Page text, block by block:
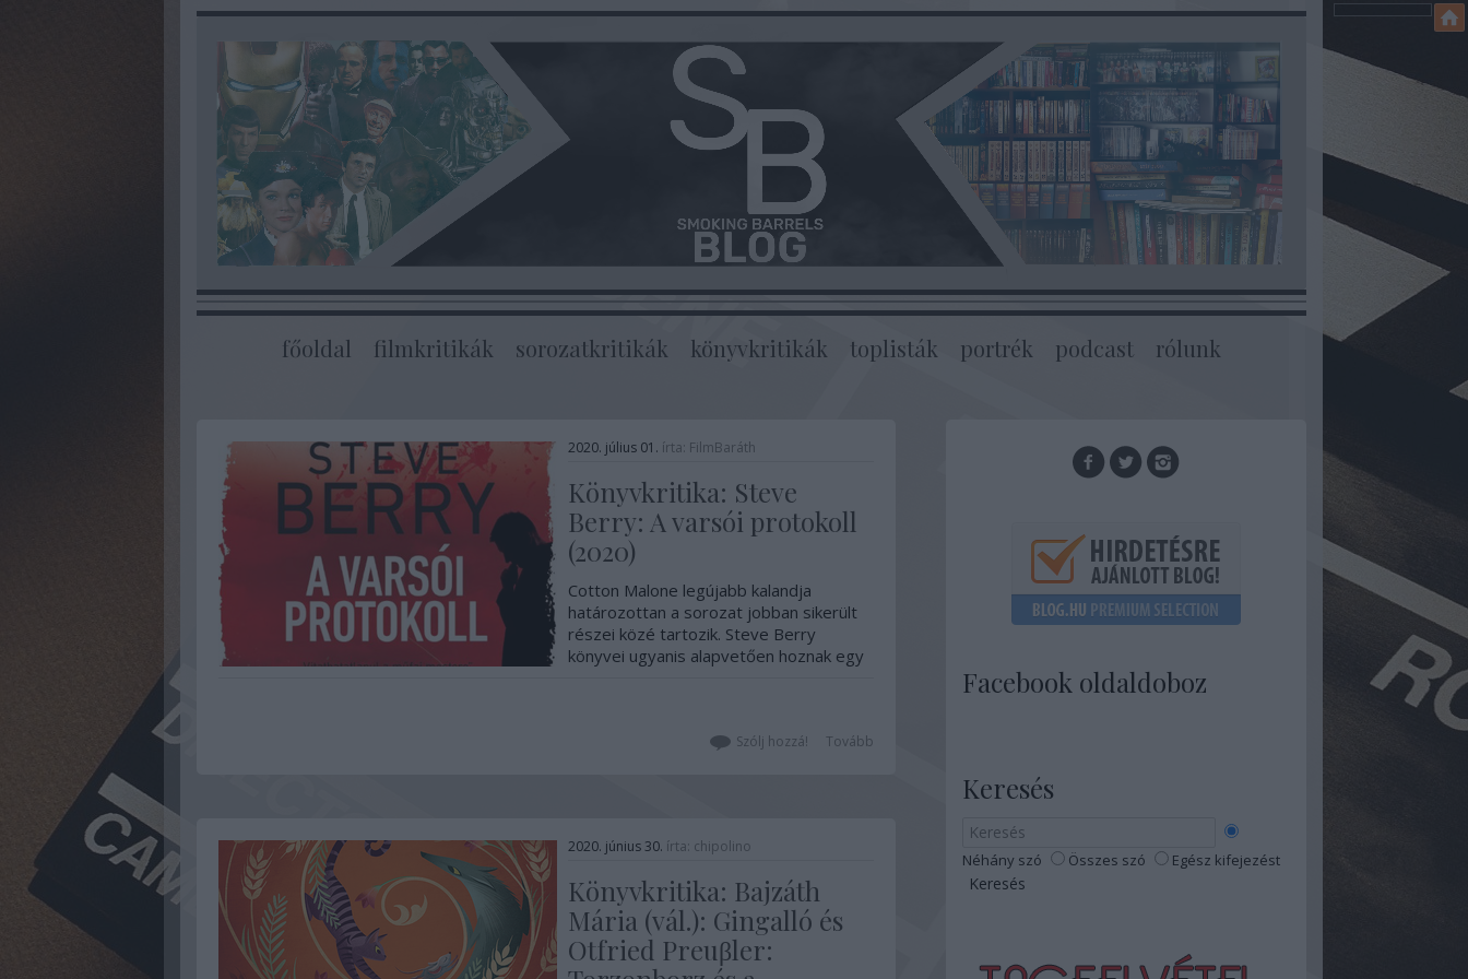
főoldal filmkritikák sorozatkritikák könyvkritikák toplisták portrék podcast rólunk
2020. július 01. írta: FilmBaráth
Könyvkritika: Steve
Berry: A varsói protokoll
(2020)
Cotton Malone legújabb kalandja
határozottan a sorozat jobban sikerült
részei közé tartozik. Steve Berry
könyvei ugyanis alapvetően hoznak egy
inkább az utóbbiak voltak túlsúlyban,Tovább
Szólj hozzá!
2020. június 30. írta: chipolino
Könyvkritika: Bajzáth
Mária (vál.): Gingalló és
Otfried Preuβler:
Facebook oldaldoboz
Keresés
Néhány szó Összes szó Egész kifejezést